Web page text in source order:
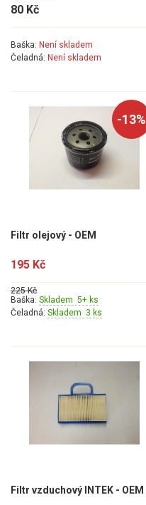
Aku pily
Aku STIHL
Štípačka na dřevo
Sněhové frézy
Kultivátory
Elektrocentrály
80 Kč
Baška: Není skladem
Čeladná: Není skladem
-13%
Filtr olejový - OEM
195 Kč
225 Kč
Baška: Skladem 5+ ks
Čeladná: Skladem 3 ks
Filtr vzduchový INTEK - OEM